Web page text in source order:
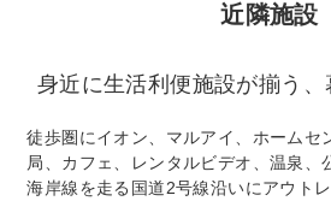
近隣施設
身近に生活利便施設が揃う
徒歩圏にイオン、マルアイ、ホームセ
局、カフェ、レンタルビデオ、温泉、
海岸線を走る国道2号線沿いにアウト